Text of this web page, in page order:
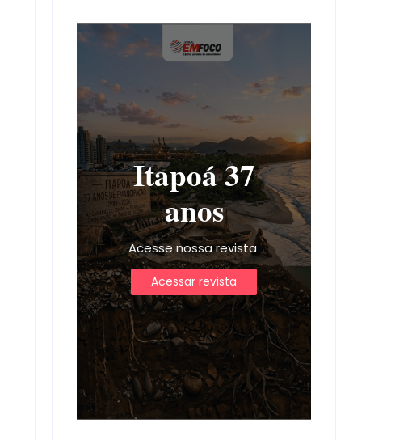
Itapoá 37
anos
Acesse nossa revista
Acessar revista